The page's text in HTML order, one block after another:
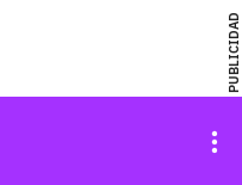
PUBLICIDAD